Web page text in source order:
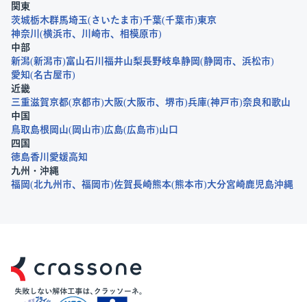
関東
茨城栃木群馬埼玉 さいたま市 千葉 千葉市 東京
神奈川
横浜市 川崎市
相模原市
中部
新潟 新潟市 富山石川 福井山梨長野岐阜静岡 静岡市
浜松市
愛知 名古屋市
近畿
三重滋賀京都 京都市 大阪 大阪市 堺市 兵庫 神戸市 奈良和歌山
中国
鳥取島根 岡山 岡山市 広島 広島市 山口
四国
徳島香川 愛媛高知
九州・沖縄
福岡
北九州市 福岡市 佐賀長崎熊本 熊本市 大分宮崎鹿児島沖縄